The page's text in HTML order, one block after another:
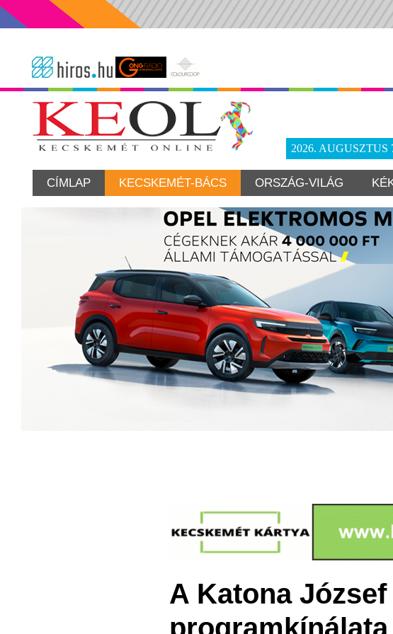
2026. AUGUSZTUS
CÍMLAP KECSKEMÉT-BÁCS ORSZÁG-VILÁG
A Katona